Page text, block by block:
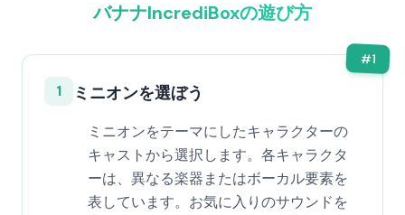
バナナIncrediBoxの遊び方
#1
1 ミニオンを選ぼう
ミニオンをテーマにしたキャラクターの
キャストから選択します。各キャラクタ
ーは、異なる楽器またはボーカル要素を
表しています。お気に入りのサウンドを